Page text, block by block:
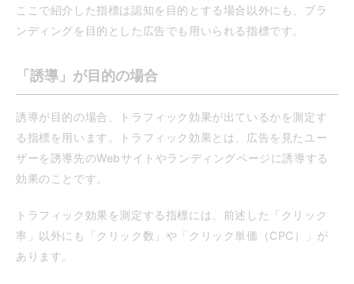
ここで紹介した指標は認知を目的とする場合以外にも、ブラ
ンディングを目的とした広告でも用いられる指標です。
「誘導」が目的の場合
誘導が目的の場合、トラフィック効果が出ているかを測定す
る指標を用います。トラフィック効果とは、広告を見たユー
ザーを誘導先のWebサイトやランディングページに誘導する
効果のことです。
トラフィック効果を測定する指標には、前述した「クリック
率」以外にも「クリック数」や「クリック単価（CPC）」が
あります。